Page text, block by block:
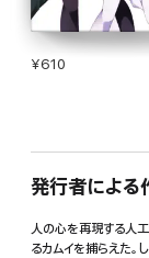
¥610
発行者による
人の心を再現する人
るカムイを捕らえた。